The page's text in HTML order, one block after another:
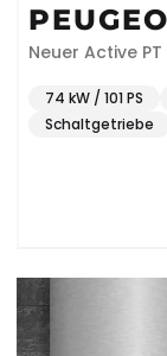
Neuer Active PT
74 kW / 101 PS
Schaltgetriebe